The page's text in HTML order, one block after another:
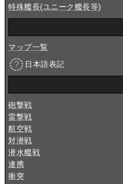
特殊艦長(ユニーク艦長等)
マップ一覧
日本語表記
砲撃戦
雷撃戦
航空戦
対潜戦
潜水艦戦
連携
衝突